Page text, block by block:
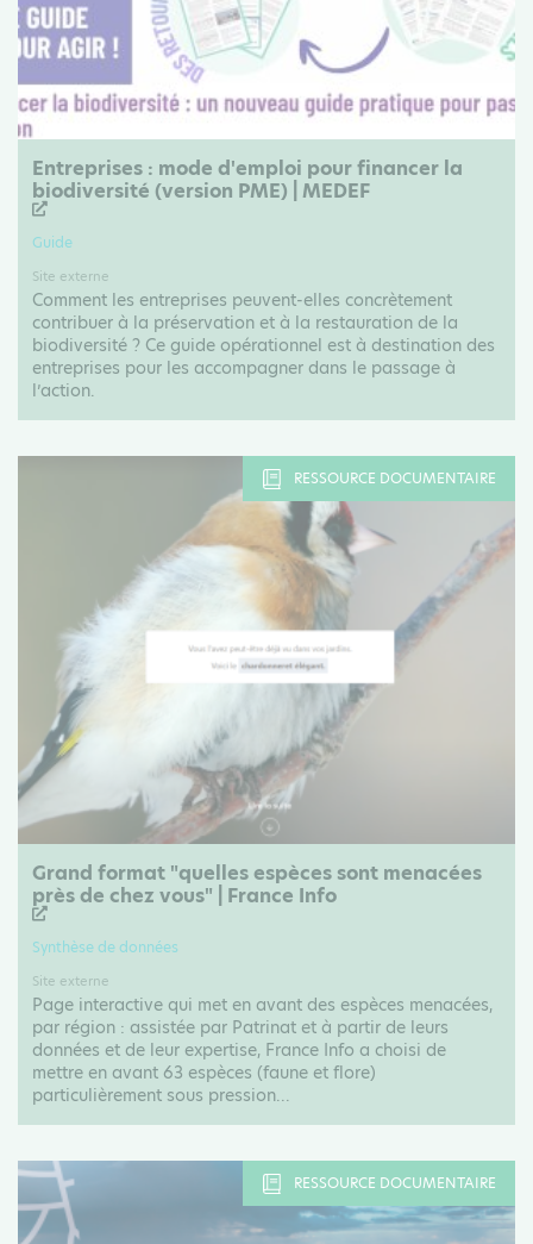
Entreprises : mode d'emploi pour financer la
biodiversité (version PME) | MEDEF
Guide
Site externe
Comment les entreprises peuvent-elles concrètement
contribuer à la préservation et à la restauration de la
biodiversité ? Ce guide opérationnel est à destination des
entreprises pour les accompagner dans le passage à
l’action.
RESSOURCE DOCUMENTAIRE
Grand format "quelles espèces sont menacées
près de chez vous" | France Info
Synthèse de données
Site externe
Page interactive qui met en avant des espèces menacées,
par région : assistée par Patrinat et à partir de leurs
données et de leur expertise, France Info a choisi de
mettre en avant 63 espèces (faune et flore)
particulièrement sous pression...
RESSOURCE DOCUMENTAIRE